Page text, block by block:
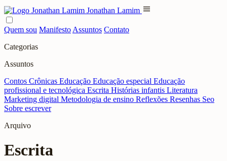
Jonathan Lamim menu
Quem sou Manifesto Assuntos Contato
Categorias
Assuntos
Contos Crônicas Educação Educação especial Educação
profissional e tecnológica Escrita Histórias infantis Literatura
Marketing digital Metodologia de ensino Reflexões Resenhas Seo
Sobre escrever
Arquivo
Escrita